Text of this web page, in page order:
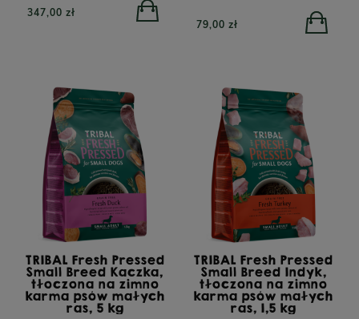
347,00 zł
79,00 zł
TRIBAL Fresh Pressed
Small Breed Kaczka,
tłoczona na zimno
karma psów małych
ras, 5 kg
TRIBAL Fresh Pressed
Small Breed Indyk,
tłoczona na zimno
karma psów małych
ras, 1,5 kg